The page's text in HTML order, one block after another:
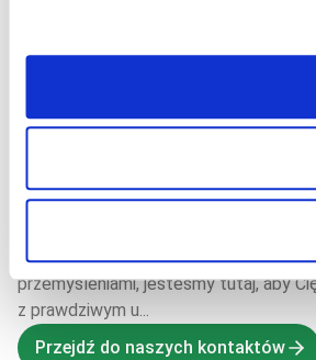
Kontakt
Niezależnie od tego, czy masz
pomocy, czy po prostu chcesz
przemyśleniami, jesteśmy tutaj, aby
z prawdziwym u...
Przejdź do naszych kontaktów